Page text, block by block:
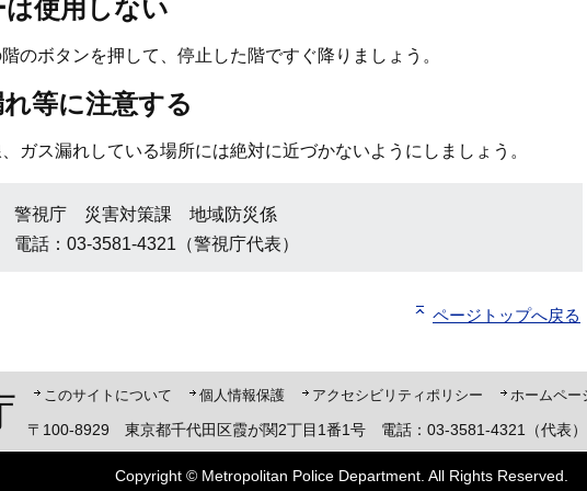
使用しない
のボタンを押して、停止した階ですぐ降りましょう。
等に注意する
ガス漏れしている場所には絶対に近づかないようにしましょう。
警視庁 災害対策課 地域防災係
電話：03-3581-4321（警視庁代表）
ページトップへ戻る
このサイトについて 個人情報保護 アクセシビリティポリシー ホームペー
〒100-8929 東京都千代田区霞が関2丁目1番1号 電話：03-3581-4321（代表）
Copyright © Metropolitan Police Department. All Rights Reserved.